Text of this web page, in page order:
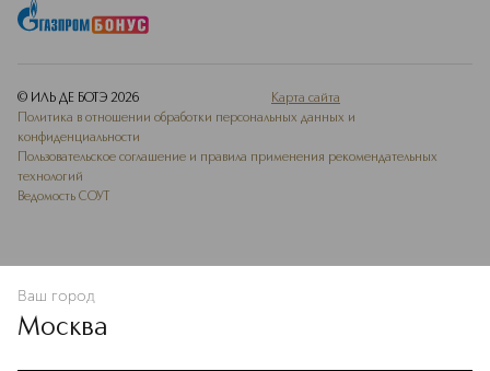
© ИЛЬ ДЕ БОТЭ 2026
Карта сайта
Политика в отношении обработки персональных данных и
конфиденциальности
Пользовательское соглашение и правила применения рекомендательных
технологий
Ведомость СОУТ
Ваш город
Москва